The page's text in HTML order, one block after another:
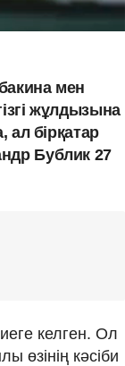
мен
жұлдызына
ал бірқатар
Бублик 27
келген. Ол
өзінің кәсіби